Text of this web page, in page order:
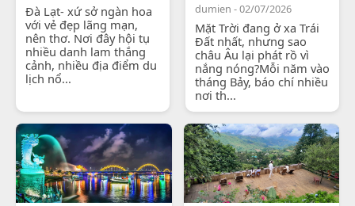
Đà Lạt- xứ sở ngàn hoa
với vẻ đẹp lãng mạn,
nên thơ. Nơi đây hội tụ
nhiều danh lam thắng
cảnh, nhiều địa điểm du
lịch nổ...
dumien - 02/07/2026
Mặt Trời đang ở xa Trái
Đất nhất, nhưng sao
châu Âu lại phát rồ vì
nắng nóng?Mỗi năm vào
tháng Bảy, báo chí nhiều
nơi th...